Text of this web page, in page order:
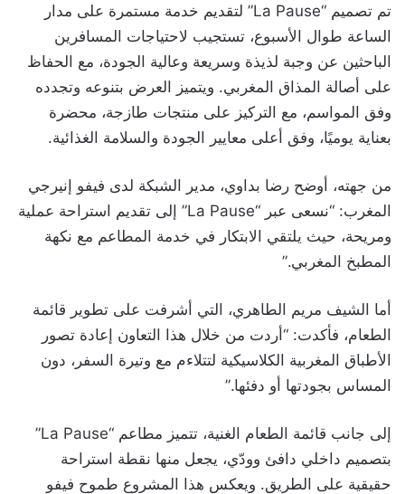
تم تصميم “La Pause” لتقديم خدمة مستمرة على مدار
الساعة طوال الأسبوع، تستجيب لاحتياجات المسافرين
الباحثين عن وجبة لذيذة وسريعة وعالية الجودة، مع الحفاظ
على أصالة المذاق المغربي. ويتميز العرض بتنوعه وتجدده
وفق المواسم، مع التركيز على منتجات طازجة، محضرة
بعناية يوميًا، وفق أعلى معايير الجودة والسلامة الغذائية.
من جهته، أوضح رضا بداوي، مدير الشبكة لدى فيفو إنيرجي
المغرب: “نسعى عبر “La Pause” إلى تقديم استراحة عملية
ومريحة، حيث يلتقي الابتكار في خدمة المطاعم مع نكهة
المطبخ المغربي.”
أما الشيف مريم الطاهري، التي أشرفت على تطوير قائمة
الطعام، فأكدت: “أردت من خلال هذا التعاون إعادة تصور
الأطباق المغربية الكلاسيكية لتتلاءم مع وتيرة السفر، دون
المساس بجودتها أو دفئها.”
إلى جانب قائمة الطعام الغنية، تتميز مطاعم “La Pause”
بتصميم داخلي دافئ وودّي، يجعل منها نقطة استراحة
حقيقية على الطريق. ويعكس هذا المشروع طموح فيفو